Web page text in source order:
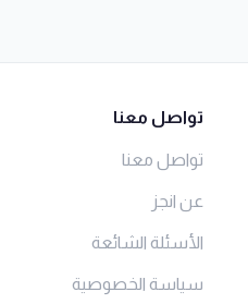
تواصل معنا
تواصل معنا
عن انجز
الأسئلة الشائعة
سياسة الخصوصية